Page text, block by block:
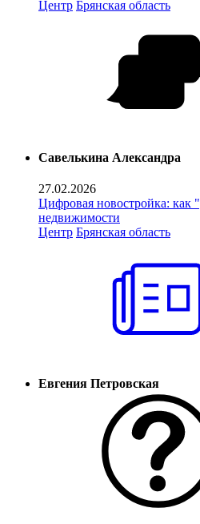
Центр Брянская область
Савелькина Александра
27.02.2026
Цифровая новостройка:
недвижимости
Центр Брянская область
Евгения Петровская